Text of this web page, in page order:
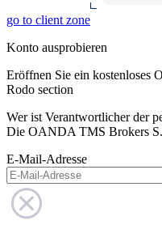
go to client zone
Konto ausprobieren
Eröffnen Sie ein
Rodo section
Wer ist Verantwortlicher der
Die OANDA TMS Brokers
E-Mail-Adresse